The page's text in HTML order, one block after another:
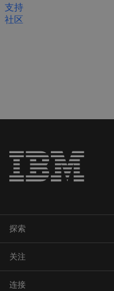
支持
社区